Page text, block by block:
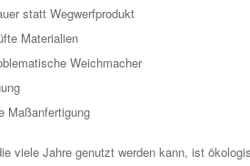
statt Wegwerfprodukt
Materialien
Weichmacher
Maßanfertigung
viele Jahre genutzt werden kann, ist